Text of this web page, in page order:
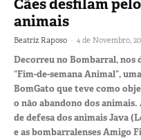
Cães desfilam
animais
Beatriz Raposo - 4 de Novembro,
Decorreu no Bombarral, nos
“Fim-de-semana Animal”,
BomGato que teve como
o não abandono dos
de defesa dos animais Java
e as bombarralenses Amigo